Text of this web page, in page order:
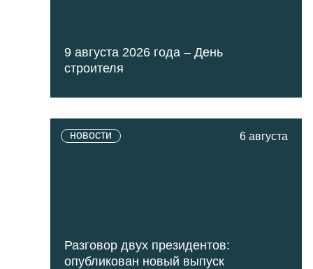
9 августа 2026 года – День
строителя
новости 6 августа
Разговор двух президентов:
опубликован новый выпуск